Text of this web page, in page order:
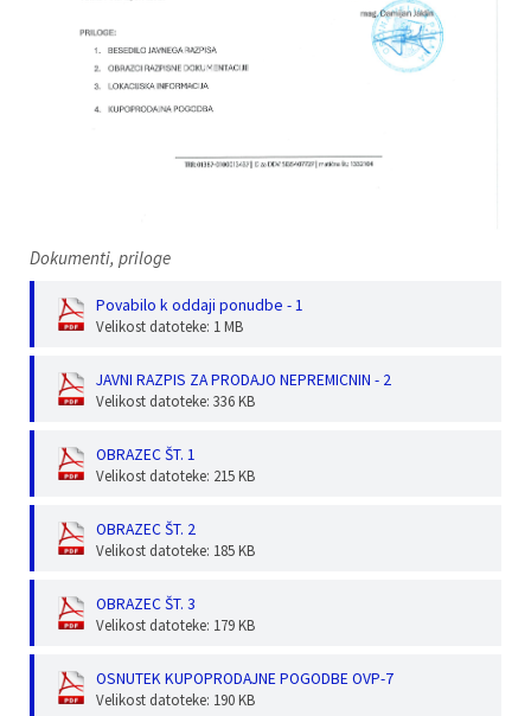
Dokumenti, priloge
Povabilo k oddaji ponudbe - 1
Velikost datoteke: 1 MB
JAVNI RAZPIS ZA PRODAJO NEPREMICNIN - 2
Velikost datoteke: 336 KB
OBRAZEC ŠT. 1
Velikost datoteke: 215 KB
OBRAZEC ŠT. 2
Velikost datoteke: 185 KB
OBRAZEC ŠT. 3
Velikost datoteke: 179 KB
OSNUTEK KUPOPRODAJNE POGODBE OVP-7
Velikost datoteke: 190 KB